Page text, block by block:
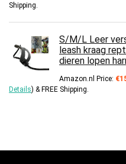
Shipping
S/M/L Leer
leash kraag
dieren lopen
Amazon.nl Price: €
Details) & FREE Shipping